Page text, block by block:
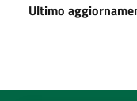
Ultimo